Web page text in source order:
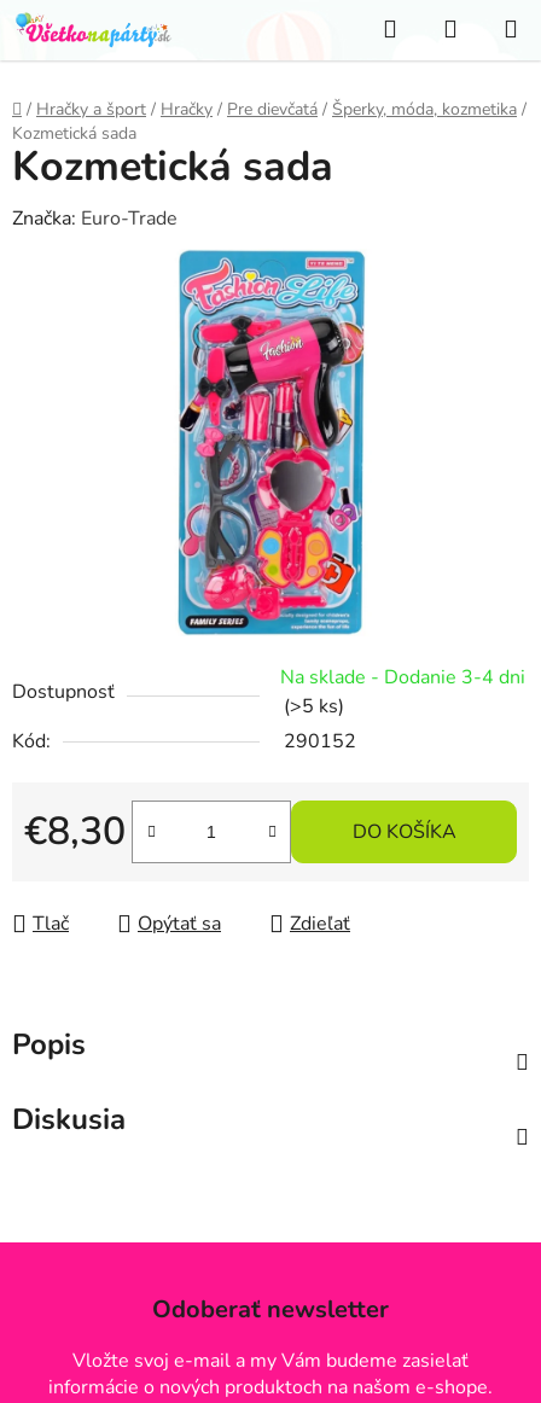
Prejsť
na
obsah
Hľadať
KOŠÍK
Domov
/ Hračky a šport / Hračky / Pre dievčatá / Šperky, móda, kozmetika /
Kozmetická sada
Dostupnosť
Na sklade - Dodanie 3-4 dni
(>5 ks)
Kód:
290152
€8,30
Jednotková cena:
DO KOŠÍKA
Tlač Opýtať sa Zdieľať
Kozmetická sada
Značka: Euro-Trade
Popis
Diskusia
Odoberať newsletter
Vložte svoj e-mail a my Vám budeme zasielať
informácie o nových produktoch na našom e-shope.